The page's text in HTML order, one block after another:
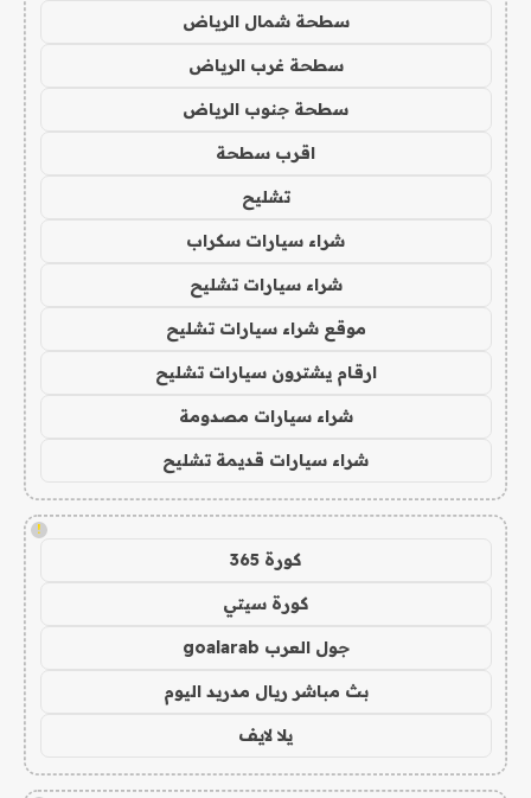
سطحة شمال الرياض
سطحة غرب الرياض
سطحة جنوب الرياض
اقرب سطحة
تشليح
شراء سيارات سكراب
شراء سيارات تشليح
موقع شراء سيارات تشليح
ارقام يشترون سيارات تشليح
شراء سيارات مصدومة
شراء سيارات قديمة تشليح
!
كورة 365
كورة سيتي
جول العرب goalarab
بث مباشر ريال مدريد اليوم
يلا لايف